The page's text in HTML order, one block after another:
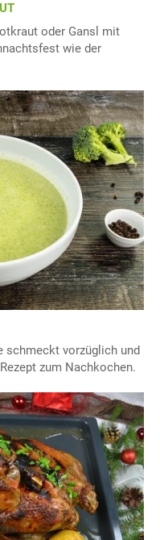
oder Gansl mit
wie der
schmeckt vorzüglich und
zum Nachkochen.